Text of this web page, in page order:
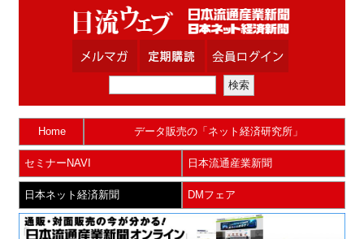
Home データ販売の「ネット経済研究所」
セミナーNAVI 日本流通産業新聞
日本ネット経済新聞 DMフェア